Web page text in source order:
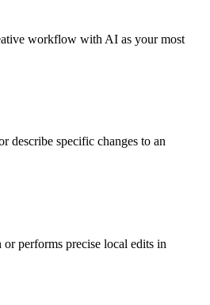
workflow with AI as your most
describe specific changes to an
performs precise local edits in